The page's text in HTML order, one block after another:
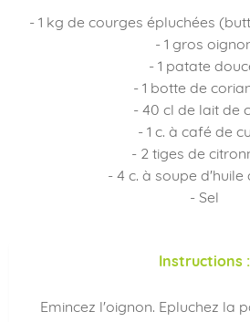
- 1 kg de courges épluchées
- 1 gros
- 1 patate
- 1 botte de
- 40 cl de lait de
- 1 c. à café de
- 2 tiges de
- 4 c. à soupe d'huile
- Sel
Instructions :
Emincez l'oignon. Epluchez la